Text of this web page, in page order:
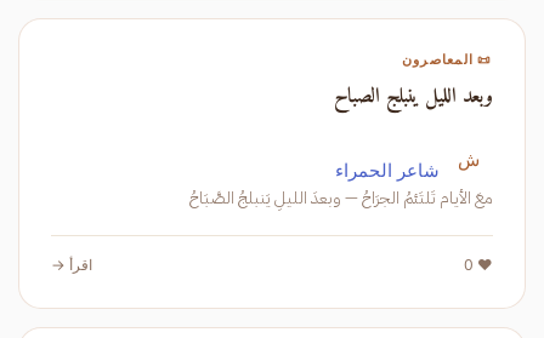
📜 المعاصرون
وبعد الليل ينبلج الصباح
ش شاعر الحمراء
معَ الأيام تَلتَئمُ الجرَاحُ — وبعدَ الليلِ يَنبلجُ الصَّبَاحُ
❤️ 0 اقرأ →